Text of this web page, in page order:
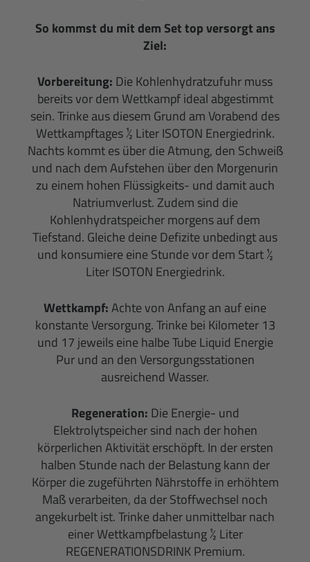
So kommst du mit dem Set top versorgt ans
Ziel:
Vorbereitung: Die Kohlenhydratzufuhr muss
bereits vor dem Wettkampf ideal abgestimmt
sein. Trinke aus diesem Grund am Vorabend des
Wettkampftages ½ Liter ISOTON Energiedrink.
Nachts kommt es über die Atmung, den Schweiß
und nach dem Aufstehen über den Morgenurin
zu einem hohen Flüssigkeits- und damit auch
Natriumverlust. Zudem sind die
Kohlenhydratspeicher morgens auf dem
Tiefstand. Gleiche deine Defizite unbedingt aus
und konsumiere eine Stunde vor dem Start ½
Liter ISOTON Energiedrink.
Wettkampf:Achte von Anfang an auf eine
konstante Versorgung. Trinke bei Kilometer 13
und 17 jeweils eine halbe Tube Liquid Energie
Pur und an den Versorgungsstationen
ausreichend Wasser.
Regeneration: Die Energie- und
Elektrolytspeicher sind nach der hohen
körperlichen Aktivität erschöpft. In der ersten
halben Stunde nach der Belastung kann der
Körper die zugeführten Nährstoffe in erhöhtem
Maß verarbeiten, da der Stoffwechsel noch
angekurbelt ist. Trinke daher unmittelbar nach
einer Wettkampfbelastung ½ Liter
REGENERATIONSDRINK Premium.